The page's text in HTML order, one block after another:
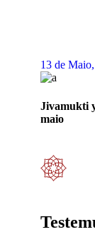
13 de
Jivamukti
maio